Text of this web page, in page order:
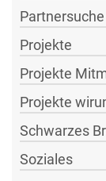
Partnersuche
Projekte
Projekte
Projekte
Schwarzes
Soziales